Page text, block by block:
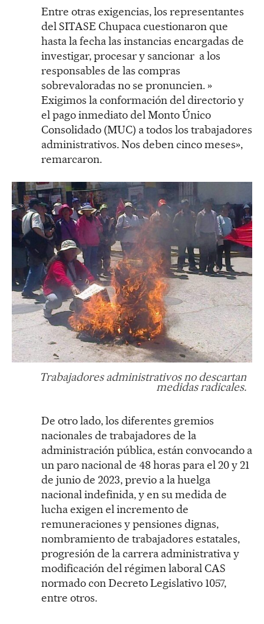
Entre otras exigencias, los representantes
del SITASE Chupaca cuestionaron que
hasta la fecha las instancias encargadas de
investigar, procesar y sancionar a los
responsables de las compras
sobrevaloradas no se pronuncien. »
Exigimos la conformación del directorio y
el pago inmediato del Monto Único
Consolidado (MUC) a todos los trabajadores
administrativos. Nos deben cinco meses»,
remarcaron.
Trabajadores administrativos no descartan
medidas radicales.
De otro lado, los diferentes gremios
nacionales de trabajadores de la
administración pública, están convocando a
un paro nacional de 48 horas para el 20 y 21
de junio de 2023, previo a la huelga
nacional indefinida, y en su medida de
lucha exigen el incremento de
remuneraciones y pensiones dignas,
nombramiento de trabajadores estatales,
progresión de la carrera administrativa y
modificación del régimen laboral CAS
normado con Decreto Legislativo 1057,
entre otros.